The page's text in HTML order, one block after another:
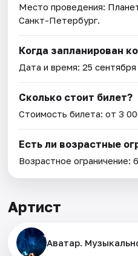
Место проведения:
Санкт-Петербург.
Когда запланирован
Дата и время:25
Сколько стоит билет?
Стоимость билета: от 3
Есть ли возрастные
Возрастное ограничение:
Артист
Аватар.